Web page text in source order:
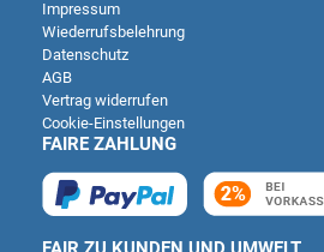
Impressum
Wiederrufsbelehrung
Datenschutz
AGB
Vertrag widerrufen
Cookie-Einstellungen
FAIRE ZAHLUNG